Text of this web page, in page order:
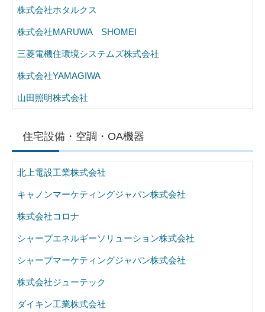
株式会社ホタルクス
株式会社MARUWA SHOMEI
三菱電機住環境システムズ株式会社
株式会社YAMAGIWA
山田照明株式会社
住宅設備・空調・OA機器
北上電設工業株式会社
キャノンマーケティングジャパン株式会社
株式会社コロナ
シャープエネルギーソリューション株式会社
シャープマーケティングジャパン株式会社
株式会社ジューテック
ダイキン工業株式会社